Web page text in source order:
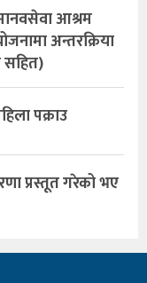
आश्रम
अन्तरक्रिया
सहित)
पक्राउ
प्रस्तूत गरेको भए